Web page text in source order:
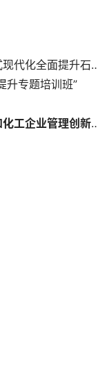
石化联合会会长李寿生：以中国式现代化
升专题培训班”
关于组织申报第十六届全国石